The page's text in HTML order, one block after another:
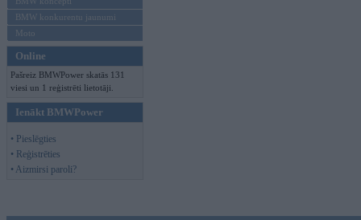
BMW konkurentu jaunumi
Moto
Online
Pašreiz BMWPower skatās 131
viesi un 1 reģistrēti lietotāji.
Ienākt BMWPower
• Pieslēgties
• Reģistrēties
• Aizmirsi paroli?